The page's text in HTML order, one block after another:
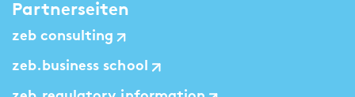
Partnerseiten
zeb consulting
zeb.business school